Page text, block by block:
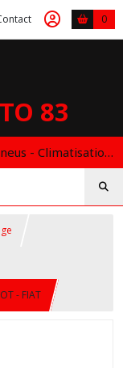
0
83
Mécanique - Carrosserie - Pare-Brise - Pneus - Climatisation - Entretien - Vidange Boite Auto - Boitier éthanol
- FIAT